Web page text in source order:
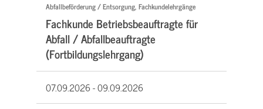
Abfallbeförderung / Entsorgung, Fachkundelehrgänge
Fachkunde Betriebsbeauftragte für
Abfall / Abfallbeauftragte
(Fortbildungslehrgang)
07.09.2026 -09.09.2026